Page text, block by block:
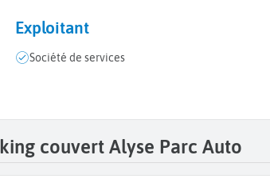
Exploitant
Société de services
couvert Alyse Parc Auto